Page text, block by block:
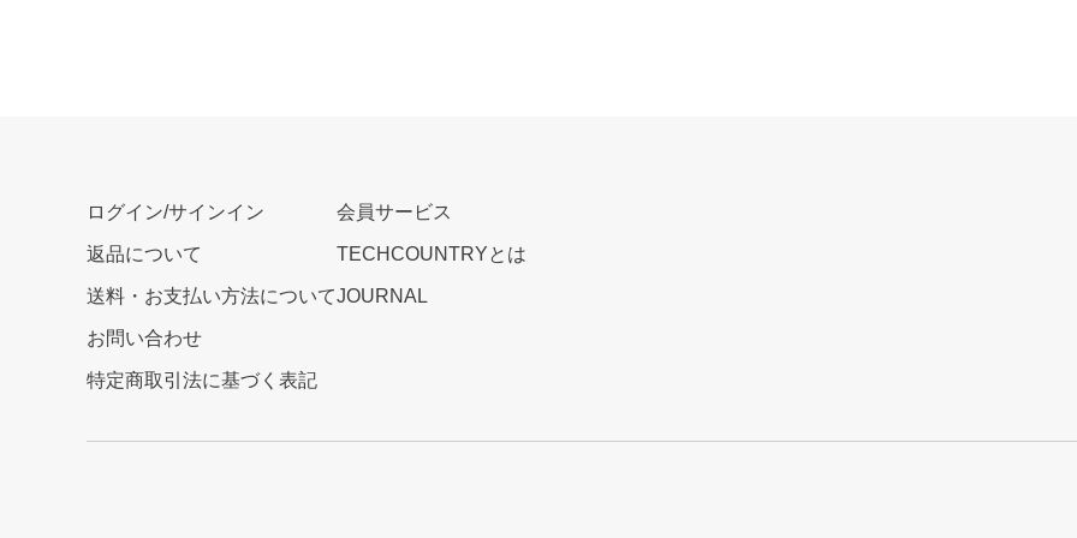
ログイン/サインイン
返品について
送料・お支払い方法について
お問い合わせ
特定商取引法に基づく表記
会員サービス
TECHCOUNTRYとは
JOURNAL